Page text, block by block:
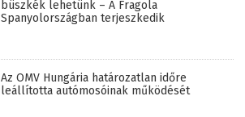
büszkék lehetünk – A Fragola
Spanyolországban terjeszkedik
Az OMV Hungária határozatlan időre
leállította autómosóinak működését